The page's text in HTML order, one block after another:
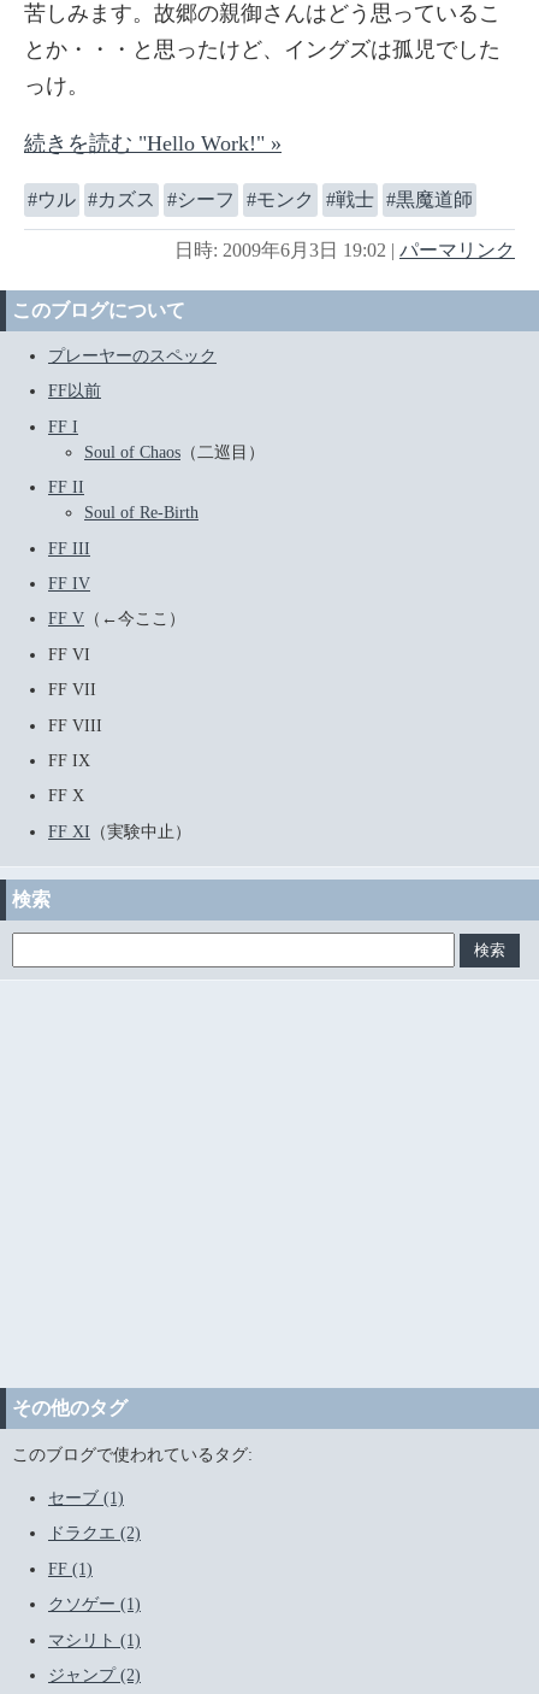
苦しみます。故郷の親御さんはどう思っているこ
とか・・・と思ったけど、イングズは孤児でした
っけ。
続きを読む "Hello Work!" »
ウル カズス シーフ モンク 戦士 黒魔道師
日時: 2009年6月3日 19:02 | パーマリンク
このブログについて
プレーヤーのスペック
FF以前
FF I
Soul of Chaos （二巡目）
FF II
Soul of Re-Birth
FF III
FF IV
FF V （←今ここ）
FF VI
FF VII
FF VIII
FF IX
FF X
FF XI （実験中止）
検索
その他のタグ
このブログで使われているタグ:
セーブ (1)
ドラクエ (2)
FF (1)
クソゲー (1)
マシリト (1)
ジャンプ (2)